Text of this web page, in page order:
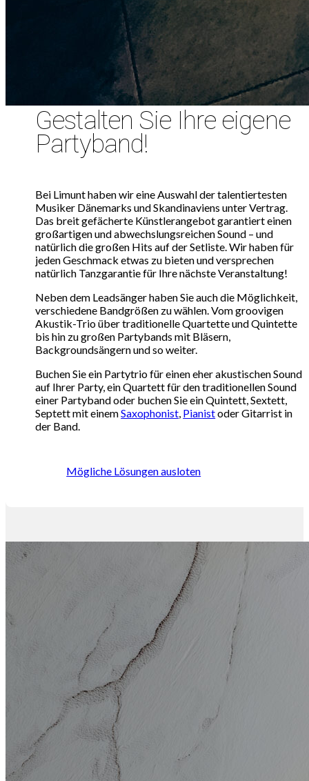
Gestalten Sie Ihre eigene
Partyband!
Bei Limunt haben wir eine Auswahl der talentiertesten
Musiker Dänemarks und Skandinaviens unter Vertrag.
Das breit gefächerte Künstlerangebot garantiert einen
großartigen und abwechslungsreichen Sound – und
natürlich die großen Hits auf der Setliste. Wir haben für
jeden Geschmack etwas zu bieten und versprechen
natürlich Tanzgarantie für Ihre nächste Veranstaltung!
Neben dem Leadsänger haben Sie auch die Möglichkeit,
verschiedene Bandgrößen zu wählen. Vom groovigen
Akustik-Trio über traditionelle Quartette und Quintette
bis hin zu großen Partybands mit Bläsern,
Backgroundsängern und so weiter.
Buchen Sie ein Partytrio für einen eher akustischen Sound
auf Ihrer Party, ein Quartett für den traditionellen Sound
einer Partyband oder buchen Sie ein Quintett, Sextett,
Septett mit einemSaxophonist, Pianistoder Gitarrist in
der Band.
Mögliche Lösungen ausloten